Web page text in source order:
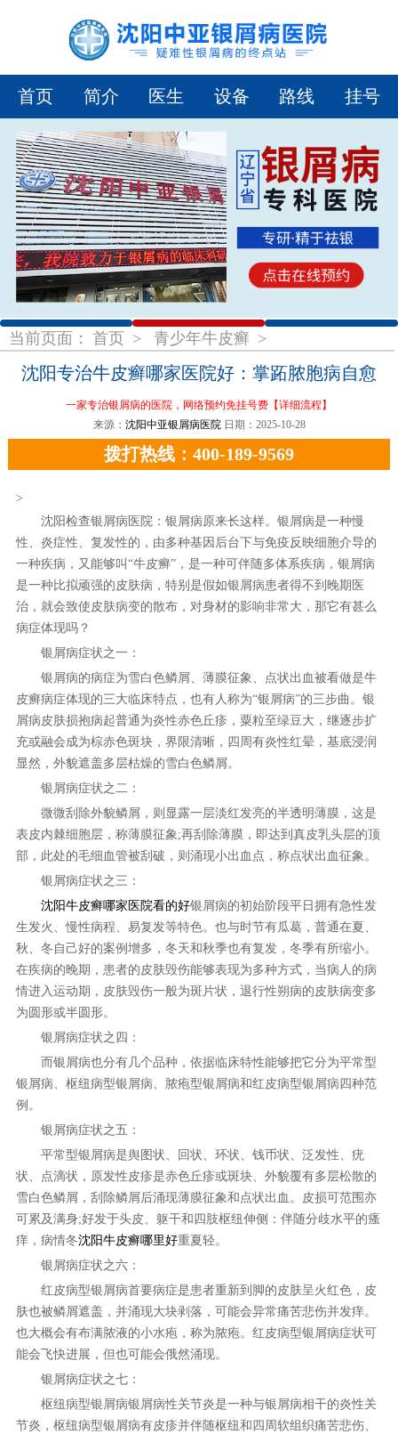
首页 简介 医生 设备 路线 挂号
1 2 3
当前页面： 首页 > 青少年牛皮癣 >
沈阳专治牛皮癣哪家医院好：掌跖脓胞病自愈
一家专治银屑病的医院，网络预约免挂号费 【详细流程】
来源： 沈阳中亚银屑病医院 日期：2025-10-28
拨打热线：400-189-9569
>
沈阳检查银屑病医院：银屑病原来长这样。银屑病是一种慢
性、炎症性、复发性的，由多种基因后台下与免疫反映细胞介导的
一种疾病，又能够叫“牛皮癣”，是一种可伴随多体系疾病，银屑病
是一种比拟顽强的皮肤病，特别是假如银屑病患者得不到晚期医
治，就会致使皮肤病变的散布，对身材的影响非常大，那它有甚么
病症体现吗？
银屑病症状之一：
银屑病的病症为雪白色鳞屑、薄膜征象、点状出血被看做是牛
皮癣病症体现的三大临床特点，也有人称为“银屑病”的三步曲。银
屑病皮肤损抱病起普通为炎性赤色丘疹，粟粒至绿豆大，继逐步扩
充或融会成为棕赤色斑块，界限清晰，四周有炎性红晕，基底浸润
显然，外貌遮盖多层枯燥的雪白色鳞屑。
银屑病症状之二：
微微刮除外貌鳞屑，则显露一层淡红发亮的半透明薄膜，这是
表皮内棘细胞层，称薄膜征象;再刮除薄膜，即达到真皮乳头层的顶
部，此处的毛细血管被刮破，则涌现小出血点，称点状出血征象。
银屑病症状之三：
沈阳牛皮癣哪家医院看的好银屑病的初始阶段平日拥有急性发
生发火、慢性病程、易复发等特色。也与时节有瓜葛，普通在夏、
秋、冬自己好的案例增多，冬天和秋季也有复发，冬季有所缩小。
在疾病的晚期，患者的皮肤毁伤能够表现为多种方式，当病人的病
情进入运动期，皮肤毁伤一般为斑片状，退行性朔病的皮肤病变多
为圆形或半圆形。
银屑病症状之四：
而银屑病也分有几个品种，依据临床特性能够把它分为平常型
银屑病、枢纽病型银屑病、脓疱型银屑病和红皮病型银屑病四种范
例。
银屑病症状之五：
平常型银屑病是舆图状、回状、环状、钱币状、泛发性、疣
状、点滴状，原发性皮疹是赤色丘疹或斑块、外貌覆有多层松散的
雪白色鳞屑，刮除鳞屑后涌现薄膜征象和点状出血。皮损可范围亦
可累及满身;好发于头皮、躯干和四肢枢纽伸侧：伴随分歧水平的瘙
痒，病情冬沈阳牛皮癣哪里好重夏轻。
银屑病症状之六：
红皮病型银屑病首要病症是患者重新到脚的皮肤呈火红色，皮
肤也被鳞屑遮盖，并涌现大块剥落，可能会异常痛苦悲伤并发痒。
也大概会有布满脓液的小水疱，称为脓疱。红皮病型银屑病症状可
能会飞快进展，但也可能会俄然涌现。
银屑病症状之七：
枢纽病型银屑病银屑病性关节炎是一种与银屑病相干的炎性关
节炎，枢纽病型银屑病有皮疹并伴随枢纽和四周软组织痛苦悲伤、